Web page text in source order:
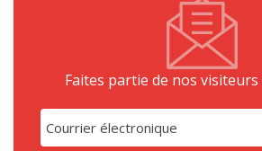
Faites partie de nos